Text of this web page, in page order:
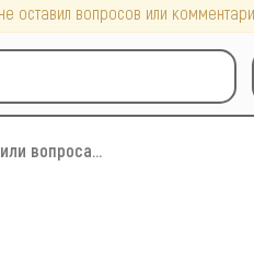
оставил вопросов или